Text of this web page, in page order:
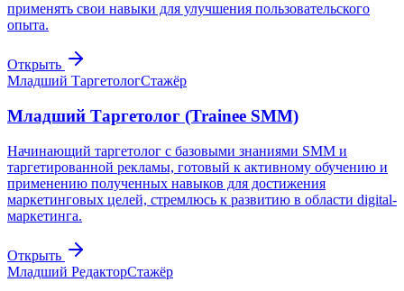
применять свои навыки для улучшения пользовательского
опыта.
Открыть
Младший ТаргетологСтажёр
Младший Таргетолог (Trainee SMM)
Начинающий таргетолог с базовыми знаниями SMM и
таргетированной рекламы, готовый к активному обучению и
применению полученных навыков для достижения
маркетинговых целей, стремлюсь к развитию в области digital-
маркетинга.
Открыть
Младший РедакторСтажёр